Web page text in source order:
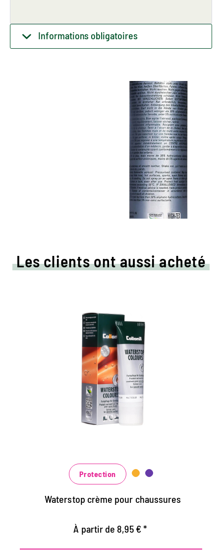
Informations obligatoires
Les clients ont aussi acheté
Crème de couleur colorée
et d'imprégnation
Maintient tous les matériaux de cuir lisse et
de haute technologie avec effet
d'imprégnation
bleu, vert et rouge
Protection
Waterstop crème pour chaussures
À partir de 8,95 € *